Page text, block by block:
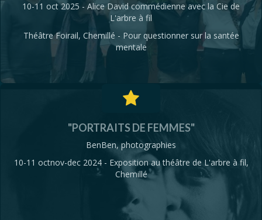
10-11 oct 2025 - Alice David commédienne avec la Cie de
L'arbre à fil
Théâtre Foirail, Chemillé - Pour questionner sur la santée
mentale
"PORTRAITS DE FEMMES"
BenBen, photographies
10-11 octnov-dec 2024 - Exposition au théâtre de L'arbre à fil,
Chemillé